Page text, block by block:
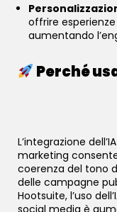
offrire
aumentando
Perché
L’integrazione
marketing
coerenza del tono
delle campagne
Hootsuite, l’uso
social media è